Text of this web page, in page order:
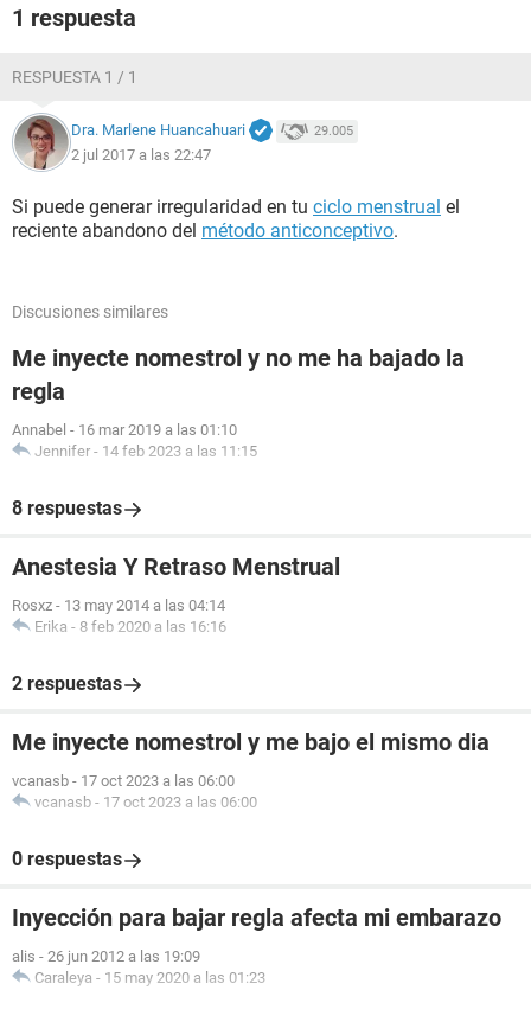
1 respuesta
RESPUESTA 1 / 1
Dra. Marlene Huancahuari 29.005
2 jul 2017 a las 22:47
Si puede generar irregularidad en tu ciclo menstrual el
reciente abandono del método anticonceptivo.
Discusiones similares
Me inyecte nomestrol y no me ha bajado la
regla
Annabel - 16 mar 2019 a las 01:10
Jennifer - 14 feb 2023 a las 11:15
8 respuestas
Anestesia Y Retraso Menstrual
Rosxz - 13 may 2014 a las 04:14
Erika - 8 feb 2020 a las 16:16
2 respuestas
Me inyecte nomestrol y me bajo el mismo dia
vcanasb - 17 oct 2023 a las 06:00
vcanasb - 17 oct 2023 a las 06:00
0 respuestas
Inyección para bajar regla afecta mi embarazo
alis - 26 jun 2012 a las 19:09
Caraleya - 15 may 2020 a las 01:23